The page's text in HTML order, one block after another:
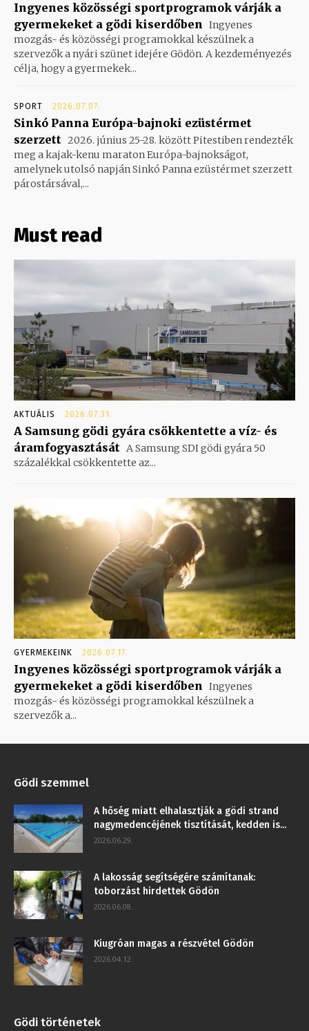
Ingyenes közösségi sportprogramok várják a
gyermekeket a gödi kiserdőben Ingyenes
mozgás- és közösségi programokkal készülnek a
szervezők a nyári szünet idejére Gödön. A kezdeményezés
célja, hogy a gyermekek...
SPORT 2026.07.07.
Sinkó Panna Európa-bajnoki ezüstérmet
szerzett 2026. június 25-28. között Pitestiben rendezték
meg a kajak-kenu maraton Európa-bajnokságot,
amelynek utolsó napján Sinkó Panna ezüstérmet szerzett
párostársával,...
Must read
AKTUÁLIS 2026.07.31.
A Samsung gödi gyára csökkentette a víz- és
áramfogyasztását A Samsung SDI gödi gyára 50
százalékkal csökkentette az...
GYERMEKEINK 2026.07.17.
Ingyenes közösségi sportprogramok várják a
gyermekeket a gödi kiserdőben Ingyenes
mozgás- és közösségi programokkal készülnek a
szervezők a...
Gödi szemmel
A hőség miatt elhalasztják a gödi strand
nagymedencéjének tisztítását, kedden is...
2026.06.29.
A lakosság segítségére számítanak:
toborzást hirdettek Gödön
2026.06.08.
Kiugróan magas a részvétel Gödön
2026.04.12.
Gödi történetek